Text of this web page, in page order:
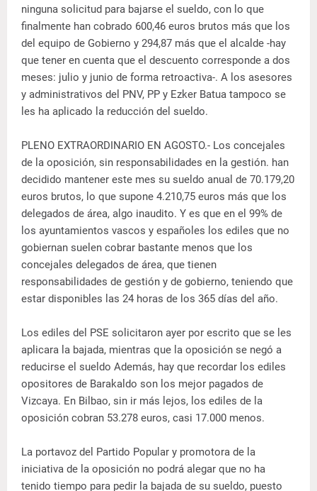
ninguna solicitud para bajarse el sueldo, con lo que
finalmente han cobrado 600,46 euros brutos más que los
del equipo de Gobierno y 294,87 más que el alcalde -hay
que tener en cuenta que el descuento corresponde a dos
meses: julio y junio de forma retroactiva-. A los asesores
y administrativos del PNV, PP y Ezker Batua tampoco se
les ha aplicado la reducción del sueldo.
PLENO EXTRAORDINARIO EN AGOSTO.- Los concejales
de la oposición, sin responsabilidades en la gestión. han
decidido mantener este mes su sueldo anual de 70.179,20
euros brutos, lo que supone 4.210,75 euros más que los
delegados de área, algo inaudito. Y es que en el 99% de
los ayuntamientos vascos y españoles los ediles que no
gobiernan suelen cobrar bastante menos que los
concejales delegados de área, que tienen
responsabilidades de gestión y de gobierno, teniendo que
estar disponibles las 24 horas de los 365 días del año.
Los ediles del PSE solicitaron ayer por escrito que se les
aplicara la bajada, mientras que la oposición se negó a
reducirse el sueldo Además, hay que recordar los ediles
opositores de Barakaldo son los mejor pagados de
Vizcaya. En Bilbao, sin ir más lejos, los ediles de la
oposición cobran 53.278 euros, casi 17.000 menos.
La portavoz del Partido Popular y promotora de la
iniciativa de la oposición no podrá alegar que no ha
tenido tiempo para pedir la bajada de su sueldo, puesto